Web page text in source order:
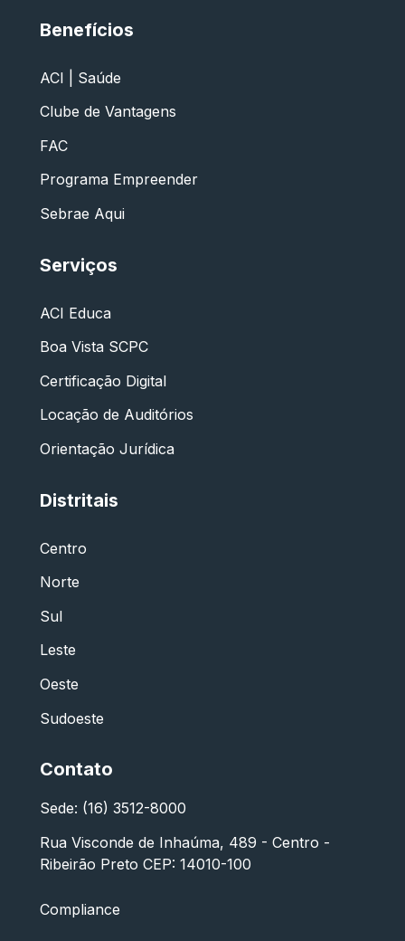
Benefícios
ACI | Saúde
Clube de Vantagens
FAC
Programa Empreender
Sebrae Aqui
Serviços
ACI Educa
Boa Vista SCPC
Certificação Digital
Locação de Auditórios
Orientação Jurídica
Distritais
Centro
Norte
Sul
Leste
Oeste
Sudoeste
Contato
Sede: (16) 3512-8000
Rua Visconde de Inhaúma, 489 - Centro -
Ribeirão Preto CEP: 14010-100
Compliance